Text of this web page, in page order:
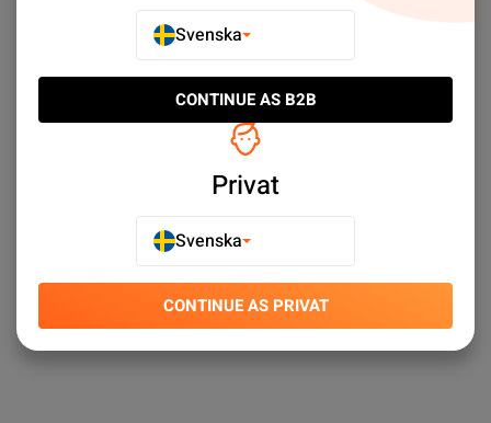
Svenska
CONTINUE AS B2B
Privat
Svenska
CONTINUE AS PRIVAT